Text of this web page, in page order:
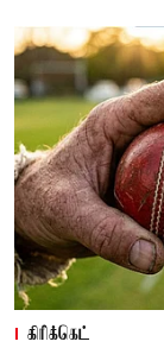
கிரிக்கெட்